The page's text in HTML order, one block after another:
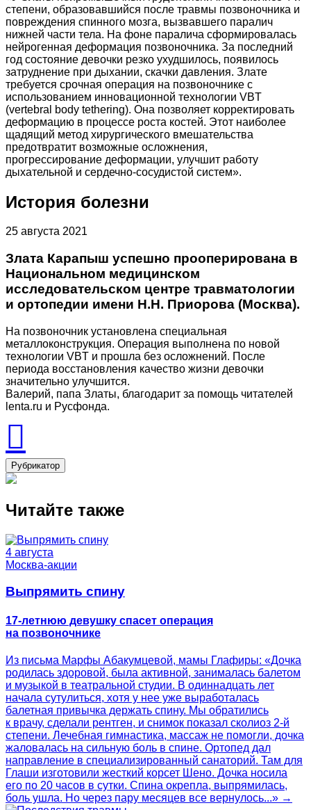
степени, образовавшийся после травмы позвоночника и
повреждения спинного мозга, вызвавшего паралич
нижней части тела. На фоне паралича сформировалась
нейрогенная деформация позвоночника. За последний
год состояние девочки резко ухудшилось, появилось
затруднение при дыхании, скачки давления. Злате
требуется срочная операция на позвоночнике с
использованием инновационной технологии VBT
(vertebral body tethering). Она позволяет корректировать
деформацию в процессе роста костей. Этот наиболее
щадящий метод хирургического вмешательства
предотвратит возможные осложнения,
прогрессирование деформации, улучшит работу
дыхательной и сердечно-сосудистой систем».
История болезни
25 августа 2021
Злата Карапыш успешно прооперирована в
Национальном медицинском
исследовательском центре травматологии
и ортопедии имени Н.Н. Приорова (Москва).
На позвоночник установлена специальная
металлоконструкция. Операция выполнена по новой
технологии VBT и прошла без осложнений. После
периода восстановления качество жизни девочки
значительно улучшится.
Валерий, папа Златы, благодарит за помощь читателей
lenta.ru и Русфонда.
Рубрикатор
Читайте также
4 августа
Москва-акции
Выпрямить спину
17-летнюю девушку спасет операция
на позвоночнике
Из письма Марфы Абакумцевой, мамы Глафиры: «Дочка
родилась здоровой, была активной, занималась балетом
и музыкой в театральной студии. В одиннадцать лет
начала сутулиться, хотя у нее уже выработалась
балетная привычка держать спину. Мы обратились
к врачу, сделали рентген, и снимок показал сколиоз 2-й
степени. Лечебная гимнастика, массаж не помогли, дочка
жаловалась на сильную боль в спине. Ортопед дал
направление в специализированный санаторий. Там для
Глаши изготовили жесткий корсет Шено. Дочка носила
его по 20 часов в сутки. Спина окрепла, выпрямилась,
боль ушла. Но через пару месяцев все вернулось...» →